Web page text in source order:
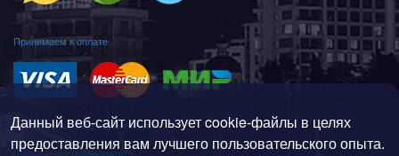
Принимаем к оплате
Политика конфиденциальности
Соглашение пользователя
Данный веб-сайт использует cookie-файлы в целях
предоставления вам лучшего пользовательского опыта.